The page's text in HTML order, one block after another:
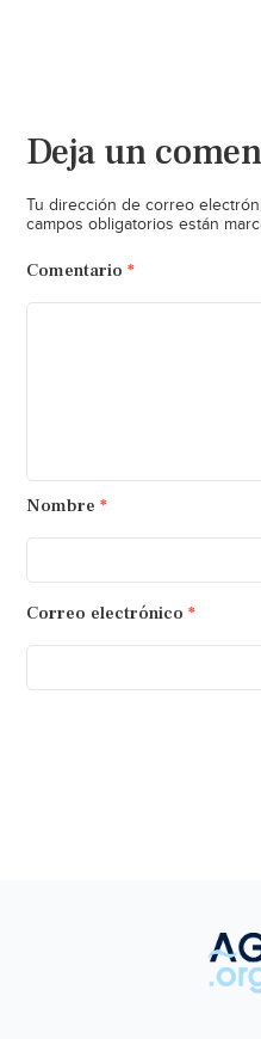
Deja un
Tu dirección de correo
campos obligatorios están
Comentario *
Nombre *
Correo electrónico *